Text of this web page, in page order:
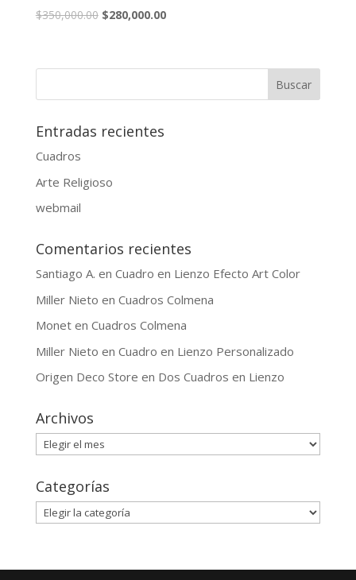
$350,000.00 $280,000.00
Entradas recientes
Cuadros
Arte Religioso
webmail
Comentarios recientes
Santiago A. en Cuadro en Lienzo Efecto Art Color
Miller Nieto en Cuadros Colmena
Moneten Cuadros Colmena
Miller Nieto en Cuadro en Lienzo Personalizado
Origen Deco Store en Dos Cuadros en Lienzo
Archivos
Archivos
Categorías
Categorías